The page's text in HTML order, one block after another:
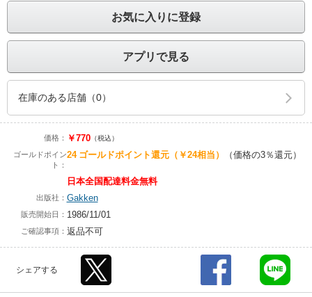
お気に入りに登録
アプリで見る
在庫のある店舗（0）
価格： ￥770（税込）
ゴールドポイン
ト：
24 ゴールドポイント還元（￥24相当） （価格の3％還元）
日本全国配達料金無料
出版社： Gakken
販売開始日： 1986/11/01
ご確認事項： 返品不可
シェアする